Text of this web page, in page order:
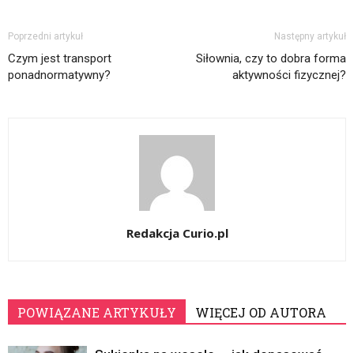
Poprzedni artykuł
Czym jest transport
ponadnormatywny?
Następny artykuł
Siłownia, czy to dobra forma
aktywności fizycznej?
Redakcja Curio.pl
POWIĄZANE ARTYKUŁY WIĘCEJ OD AUTORA